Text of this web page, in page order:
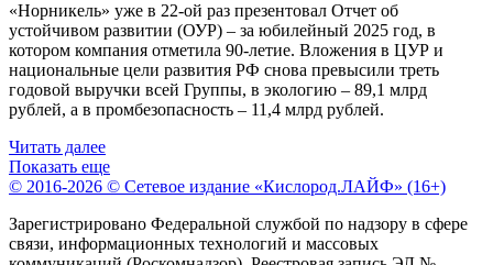
«Норникель» уже в 22-ой раз презентовал Отчет об
устойчивом развитии (ОУР) – за юбилейный 2025 год, в
котором компания отметила 90-летие. Вложения в ЦУР и
национальные цели развития РФ снова превысили треть
годовой выручки всей Группы, в экологию – 89,1 млрд
рублей, а в промбезопасность – 11,4 млрд рублей.
Читать далее
Показать еще
© 2016-2026 © Сетевое издание «Кислород.ЛАЙФ» (16+)
Зарегистрировано Федеральной службой по надзору в сфере
связи, информационных технологий и массовых